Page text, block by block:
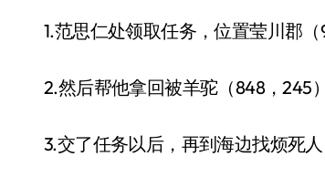
1.范思仁处领取任务，位置莹川郡（
2.然后帮他拿回被羊驼（848，245
3.交了任务以后，再到海边找烦死